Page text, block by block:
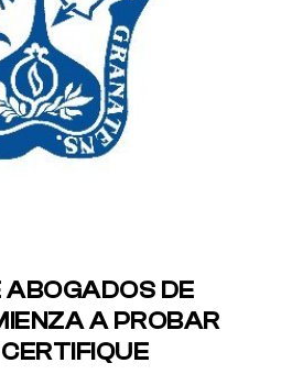
ABOGADOS DE
A PROBAR